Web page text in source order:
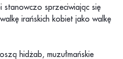
stanowczo sprzeciwiając się
irańskich kobiet jako walkę
hidżab, muzułmańskie